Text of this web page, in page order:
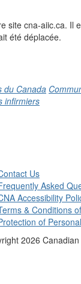
site cna-aiic.ca. Il
été déplacée.
du Canada
infirmiers
Us
Asked
Accessibility
& Conditions
of
2026